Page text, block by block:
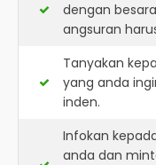
dengan
angsuran
Tanyakan
yang anda
inden.
Infokan
anda dan